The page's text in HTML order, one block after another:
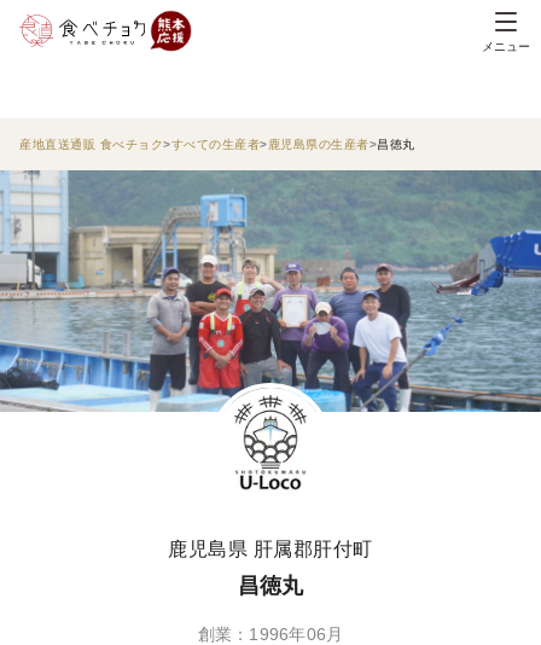
メニュー
産地直送通販 食べチョク すべての生産者 鹿児島県の生産者 昌徳丸
鹿児島県 肝属郡肝付町
昌徳丸
創業：1996年06月